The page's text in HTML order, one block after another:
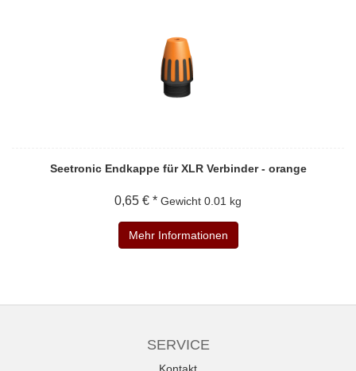
Seetronic Endkappe für XLR Verbinder - orange
0,65 € * Gewicht 0.01 kg
Mehr Informationen
SERVICE